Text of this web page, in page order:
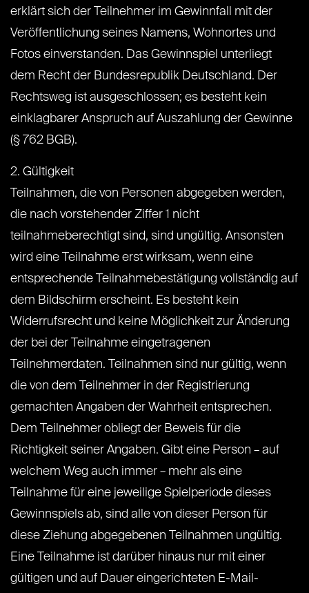
erklärt sich der Teilnehmer im Gewinnfall mit der
Veröffentlichung seines Namens, Wohnortes und
Fotos einverstanden. Das Gewinnspiel unterliegt
dem Recht der Bundesrepublik Deutschland. Der
Rechtsweg ist ausgeschlossen; es besteht kein
einklagbarer Anspruch auf Auszahlung der Gewinne
(§ 762 BGB).
2. Gültigkeit
Teilnahmen, die von Personen abgegeben werden,
die nach vorstehender Ziffer 1 nicht
teilnahmeberechtigt sind, sind ungültig. Ansonsten
wird eine Teilnahme erst wirksam, wenn eine
entsprechende Teilnahmebestätigung vollständig auf
dem Bildschirm erscheint. Es besteht kein
Widerrufsrecht und keine Möglichkeit zur Änderung
der bei der Teilnahme eingetragenen
Teilnehmerdaten. Teilnahmen sind nur gültig, wenn
die von dem Teilnehmer in der Registrierung
gemachten Angaben der Wahrheit entsprechen.
Dem Teilnehmer obliegt der Beweis für die
Richtigkeit seiner Angaben. Gibt eine Person – auf
welchem Weg auch immer – mehr als eine
Teilnahme für eine jeweilige Spielperiode dieses
Gewinnspiels ab, sind alle von dieser Person für
diese Ziehung abgegebenen Teilnahmen ungültig.
Eine Teilnahme ist darüber hinaus nur mit einer
gültigen und auf Dauer eingerichteten E-Mail-